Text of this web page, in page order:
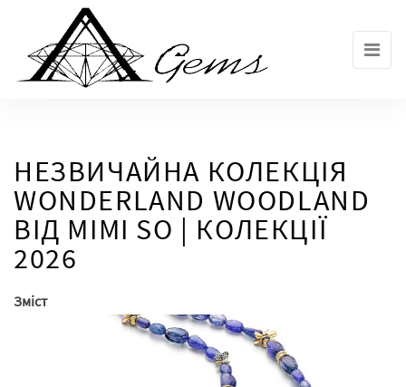
НЕЗВИЧАЙНА КОЛЕКЦІЯ
WONDERLAND WOODLAND
ВІД MIMI SO | КОЛЕКЦІЇ
2026
Зміст